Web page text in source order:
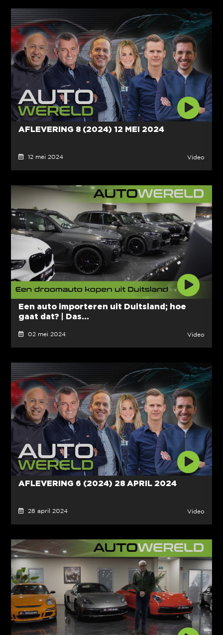
AFLEVERING 8 (2024) 12 MEI 2024
12 mei 2024 Video
Een auto importeren uit Duitsland; hoe
gaat dat? | Das...
02 mei 2024 Video
AFLEVERING 6 (2024) 28 APRIL 2024
28 april 2024 Video